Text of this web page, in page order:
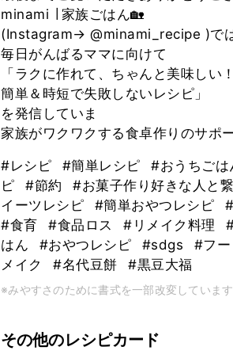
minami ∣ 家族ごはん🏡
(Instagram→ @minami_recipe )で
毎日がんばるママに向けて
「ラクに作れて、ちゃんと美味しい
簡単＆時短で失敗しないレシピ」
を発信していま
家族がワクワクする食卓作りのサポ
#レシピ #簡単レシピ #おうちごは
ピ
#節約 #お菓子作り好きな人と
イーツレシピ
#簡単おやつレシピ
#食育
#食品ロス #リメイク料理
はん
#おやつレシピ #sdgs #フー
メイク
#名代豆餅 #黒豆大福
※みやすさのために書式を一部改変しています
その他のレシピカード